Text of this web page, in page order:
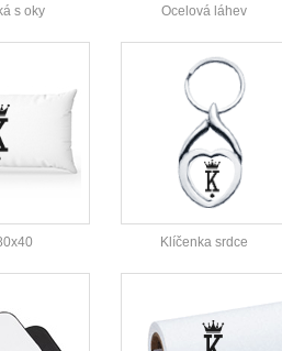
s oky Ocelová láhev
Klíčenka srdce